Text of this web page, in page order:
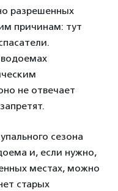
разрешенных
причинам: тут
не отвечает
сезона
и, если нужно,
местах, можно
старых